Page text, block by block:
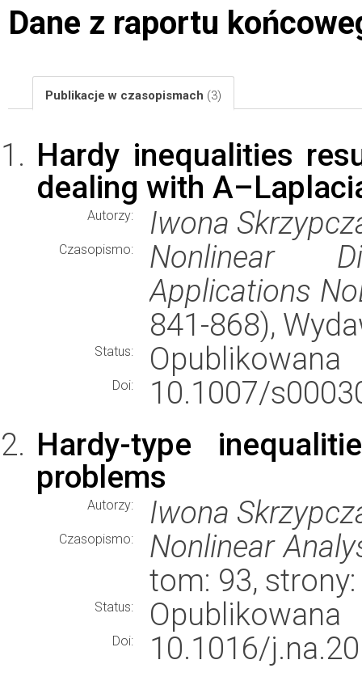
Dane z raportu
Publikacje w czasopismach (3)
Hardy inequalities
dealing with
Autorzy: Iwona
Czasopismo:
Nonlinear
Applications
841-868),
Status: Opublikowana
Doi:
10.1007/
Hardy-type
problems
Autorzy: Iwona
Czasopismo:
Nonlinear
tom: 93,
Status: Opublikowana
Doi:
10.1016/